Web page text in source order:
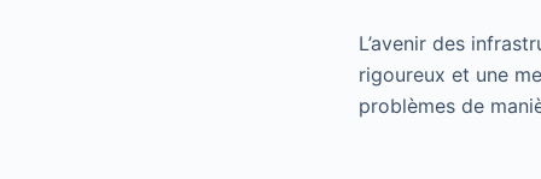
L’avenir des
rigoureux et une
problèmes de